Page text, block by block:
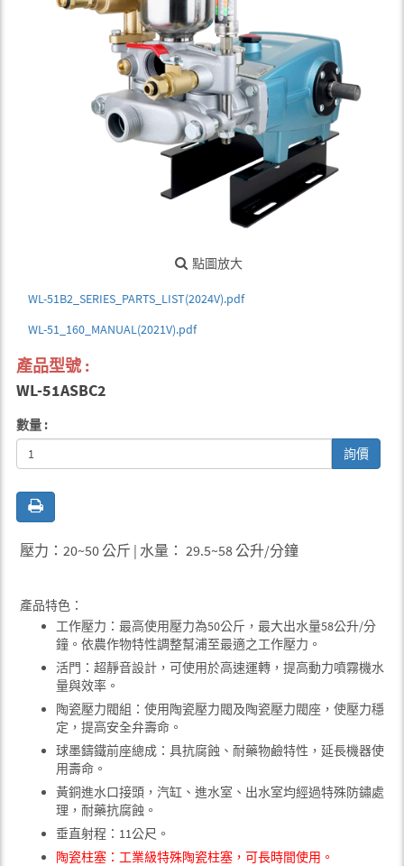
點圖放大
WL-51B2_SERIES_PARTS_LIST(2024V).pdf
WL-51_160_MANUAL(2021V).pdf
產品型號 :
WL-51ASBC2
數量 :
詢價
壓力：20~50 公斤 | 水量： 29.5~58 公升/分鐘
產品特色：
工作壓力：最高使用壓力為50公斤，最大出水量58公升/分
鐘。依農作物特性調整幫浦至最適之工作壓力。
活門：超靜音設計，可使用於高速運轉，提高動力噴霧機水
量與效率。
陶瓷壓力閥組：使用陶瓷壓力閥及陶瓷壓力閥座，使壓力穩
定，提高安全弁壽命。
球墨鑄鐵前座總成：具抗腐蝕、耐藥物鹼特性，延長機器使
用壽命。
黃銅進水口接頭，汽缸、進水室、出水室均經過特殊防鏽處
理，耐藥抗腐蝕。
垂直射程：11公尺。
陶瓷柱塞：工業級特殊陶瓷柱塞，可長時間使用。